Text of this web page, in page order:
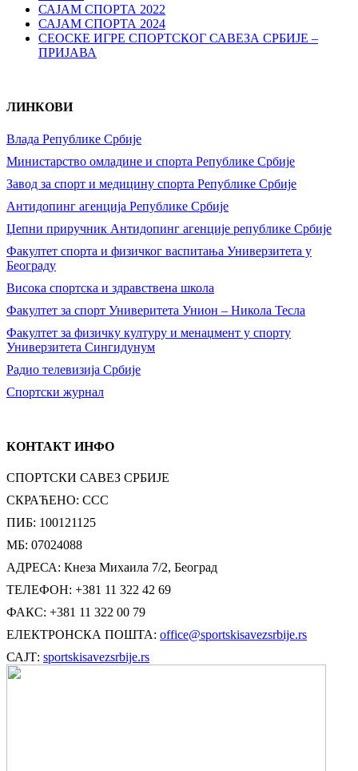
САЈАМ СПОРТА 2022
САЈАМ СПОРТА 2024
СЕОСКЕ ИГРЕ СПОРТСКОГ САВЕЗА СРБИЈЕ –
ПРИЈАВА
ЛИНКОВИ
Влада Републике Србије
Министарство омладине и спорта Републике Србије
Завод за спорт и медицину спорта Републике Србије
Антидопинг агенција Републике Србије
Џепни приручник Антидопинг агенције републике Србије
Факултет спорта и физичког васпитања Универзитета у
Београду
Висока спортска и здравствена школа
Факултет за спорт Универитета Унион – Никола Тесла
Факултет за физичку културу и менаџмент у спорту
Универзитета Сингидунум
Радио телевизија Србије
Спортски журнал
КОНТАКТ ИНФО
СПОРТСКИ САВЕЗ СРБИЈЕ
СКРАЋЕНО: ССС
ПИБ: 100121125
МБ: 07024088
АДРЕСА: Кнеза Михаила 7/2, Београд
ТЕЛЕФОН: +381 11 322 42 69
ФАКС: +381 11 322 00 79
ЕЛЕКТРОНСКА ПОШТА: office@sportskisavezsrbije.rs
САЈТ: sportskisavezsrbije.rs